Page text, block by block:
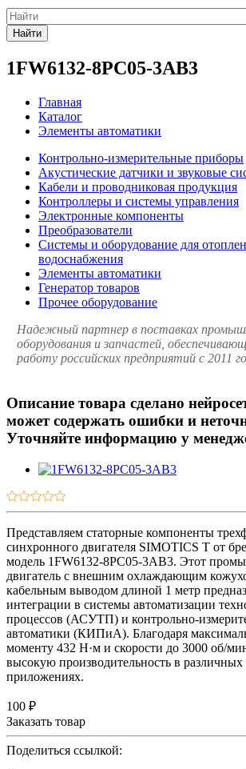
Найти
1FW6132-8PC05-3AB3
Главная
Каталог
Элементы автоматики
Контрольно-измерительные приборы
Акустические датчики и звуковые
Кабели и проводниковая продукция
Контроллеры и системы управления
Электронные компоненты
Преобразователи
Системы и оборудование для
водоснабжения
Элементы автоматики
Генератор товаров
Прочее оборудование
Надежный партнер в поставках
оборудования и запчастей,
работу российских предприятий с 2011
Описание товара сделано
может содержать ошибки и
Уточняйте информацию у
Представляем статорные компоненты
синхронного двигателя SIMOTICS T от
модель 1FW6132-8PC05-3AB3. Этот
двигатель с внешним охлаждающим
кабельным выводом длиной 1 метр
интеграции в системы автоматизации
процессов (АСУТП) и контрольно-
автоматики (КИПиА). Благодаря
моменту 432 Н·м и скорости до 3000 об/
высокую производительность в
приложениях.
100 ₽
Заказать товар
Поделиться ссылкой: